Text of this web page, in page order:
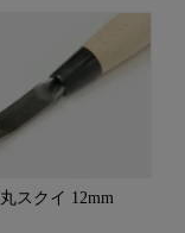
スクイ 12mm